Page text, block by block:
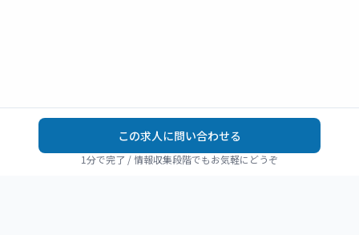
この求人に問い合わせる
1分で完了 / 情報収集段階でもお気軽にどうぞ